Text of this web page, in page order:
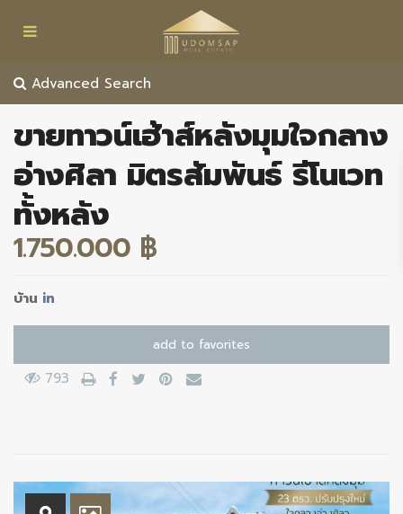
Advanced Search
ขายทาวน์เฮ้าส์หลังมุมใจกลาง
อ่างศิลา มิตรสัมพันธ์ รีโนเวท
ทั้งหลัง
1.750.000 ฿
บ้าน in
add to favorites
793